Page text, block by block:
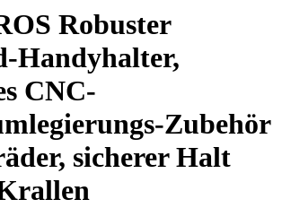
Robuster
Handyhalter,
CNC-
Zubehör
sicherer Halt